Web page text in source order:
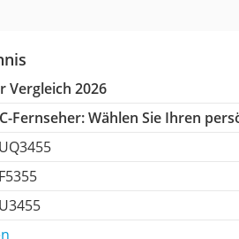
Vergleich 2026
Fernseher:Wählen Sie Ihren